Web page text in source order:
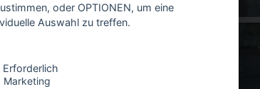
oder OPTIONEN, um eine
Auswahl zu treffen.
Erforderlich
Marketing